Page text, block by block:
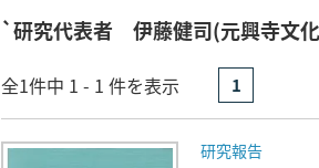
`研究代表者 伊藤健司(元興寺文
全1件中 1 - 1 件を表示 1
研究報告